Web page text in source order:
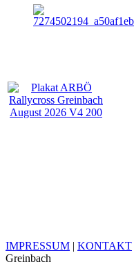
IMPRESSUM | KONTAKT
Greinbach